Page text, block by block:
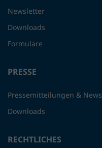
Newsletter
Downloads
Formulare
PRESSE
Pressemitteilungen & News
Downloads
RECHTLICHES